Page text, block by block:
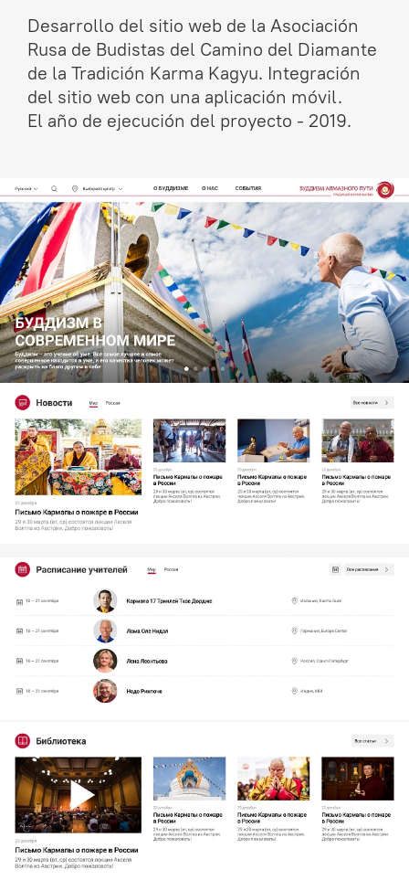
Desarrollo del sitio web de la Asociación
Rusa de Budistas del Camino del Diamante
de la Tradición Karma Kagyu. Integración
del sitio web con una aplicación móvil.
El año de ejecución del proyecto - 2019.